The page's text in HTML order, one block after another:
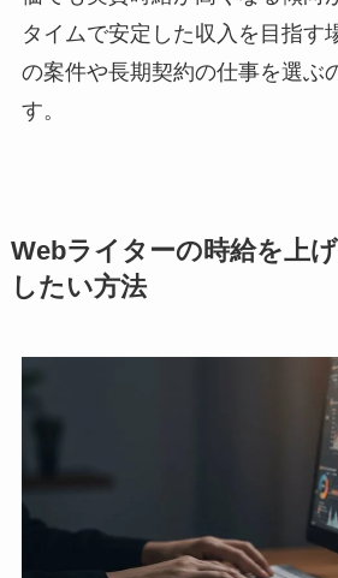
タイムで安定した収入を目指す
の案件や長期契約の仕事を選ぶ
す。
Webライターの時給を上
したい方法